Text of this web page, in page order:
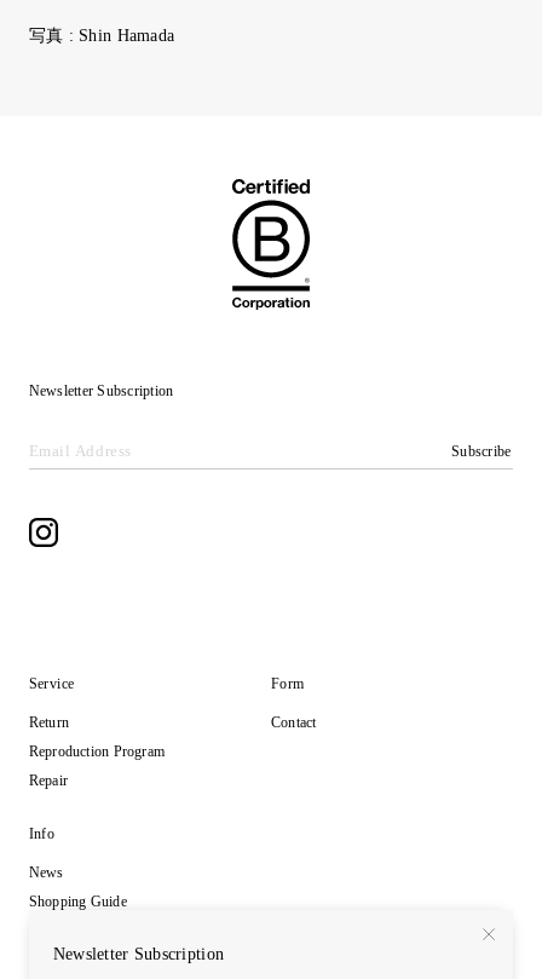
写真 : Shin Hamada
Newsletter Subscription
Subscribe
Service
Return
Reproduction Program
Repair
Form
Contact
Info
News
Shopping Guide
Newsletter Subscription